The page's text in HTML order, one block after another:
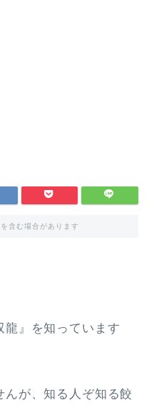
含む場合があります
龍』を知っています
が、知る人ぞ知る餃